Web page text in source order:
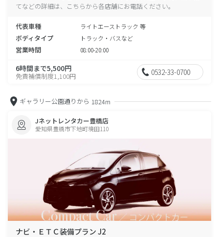
てなどの詳細は、こちらから各店舗にお電話ください。
代表車種 ライトエーストラック 等
ボディタイプ トラック・バスなど
営業時間 08:00-20:00
6時間まで5,500円
免責補償制度1,100円 0532-33-0700
ギャラリー公園通りから 1824m
Jネットレンタカー豊橋店
愛知県豊橋市下地町境田110
ナビ・ＥＴＣ装備プラン J2